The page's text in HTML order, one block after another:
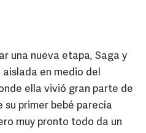
una nueva etapa, Saga y
aislada en medio del
ella vivió gran parte de
su primer bebé parecía
muy pronto todo da un